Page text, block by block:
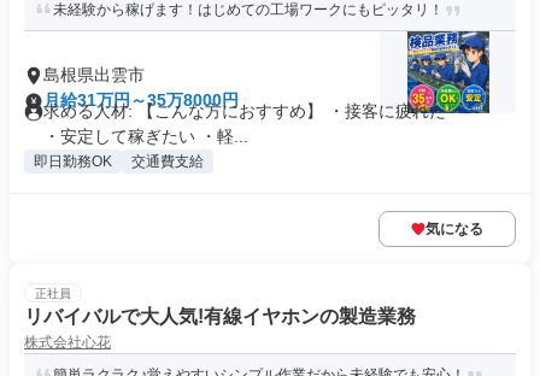
未経験から稼げます！はじめての工場ワークにもピッタリ！
島根県出雲市
月給31万円～35万8000円
求める人材: 【こんな方におすすめ】 ・接客に疲れた・・・
・安定して稼ぎたい ・軽...
即日勤務OK 交通費支給
気になる
正社員
リバイバルで大人気!有線イヤホンの製造業務
株式会社心花